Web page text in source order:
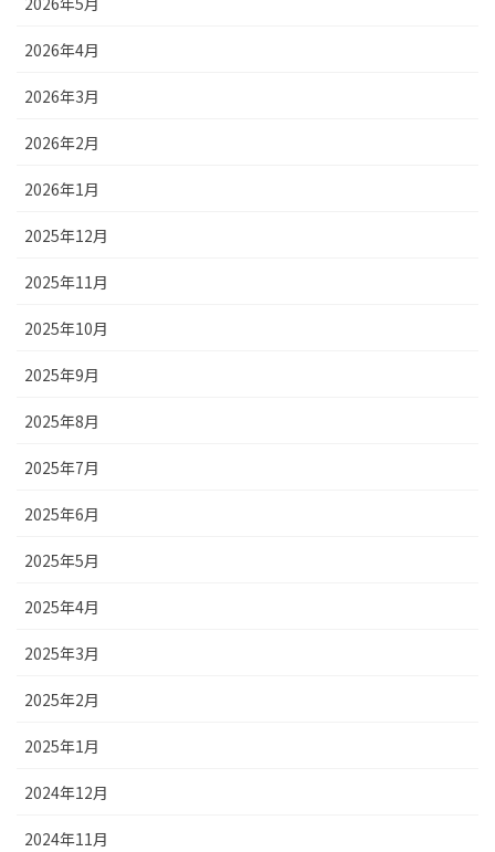
2026年4月
2026年3月
2026年2月
2026年1月
2025年12月
2025年11月
2025年10月
2025年9月
2025年8月
2025年7月
2025年6月
2025年5月
2025年4月
2025年3月
2025年2月
2025年1月
2024年12月
2024年11月